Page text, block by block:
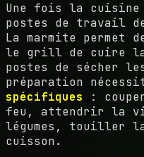
Une fois la
postes de travail
La marmite permet
le grill de cuire la
postes de sécher
préparation
spécifiques :
feu, attendrir la
légumes, touiller
cuisson.